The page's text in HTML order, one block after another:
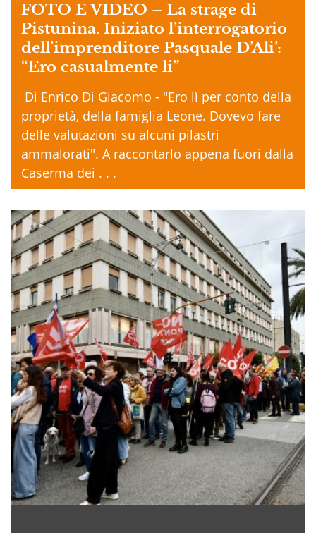
FOTO E VIDEO – La strage di
Pistunina. Iniziato l’interrogatorio
dell’imprenditore Pasquale D’Ali’:
“Ero casualmente li”
Di Enrico Di Giacomo - "Ero lì per conto della
proprietà, della famiglia Leone. Dovevo fare
delle valutazioni su alcuni pilastri
ammalorati". A raccontarlo appena fuori dalla
Caserma dei . . .